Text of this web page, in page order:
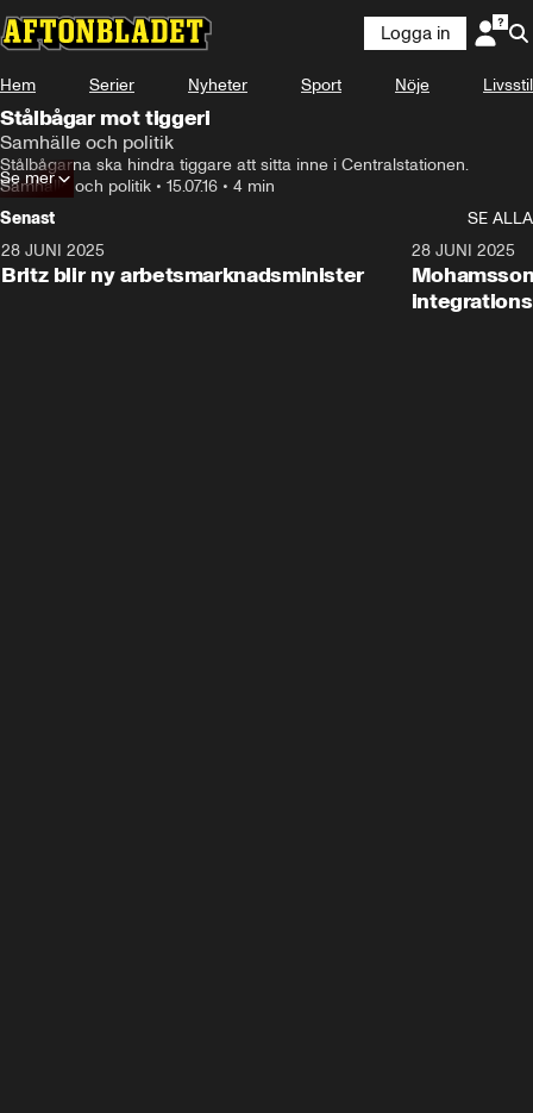
Logga in
Hem Serier Nyheter Sport Nöje Livsstil
Stålbågar mot tiggeri
Samhälle och politik
Stålbågarna ska hindra tiggare att sitta inne i Centralstationen.
Samhälle och politik • 15.07.16 • 4 min
Se mer
Senast
SE ALLA
28 JUNI 2025
Britz blir ny arbetsmarknadsminister
28 JUNI 2025